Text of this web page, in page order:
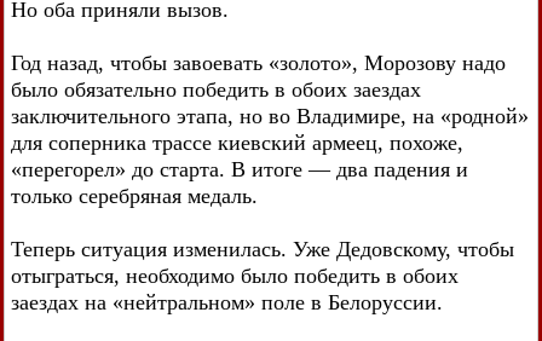
Но оба приняли вызов.
Год назад, чтобы завоевать «золото», Морозову надо
было обязательно победить в обоих заездах
заключительного этапа, но во Владимире, на «родной»
для соперника трассе киевский армеец, похоже,
«перегорел» до старта. В итоге — два падения и
только серебряная медаль.
Теперь ситуация изменилась. Уже Дедовскому, чтобы
отыграться, необходимо было победить в обоих
заездах на «нейтральном» поле в Белоруссии.